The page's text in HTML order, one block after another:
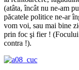
(atâta, încât nu ne-am
păcatele politice ne-ar
vom voi, sau mai bine
prin foc şi fier !
contra !).